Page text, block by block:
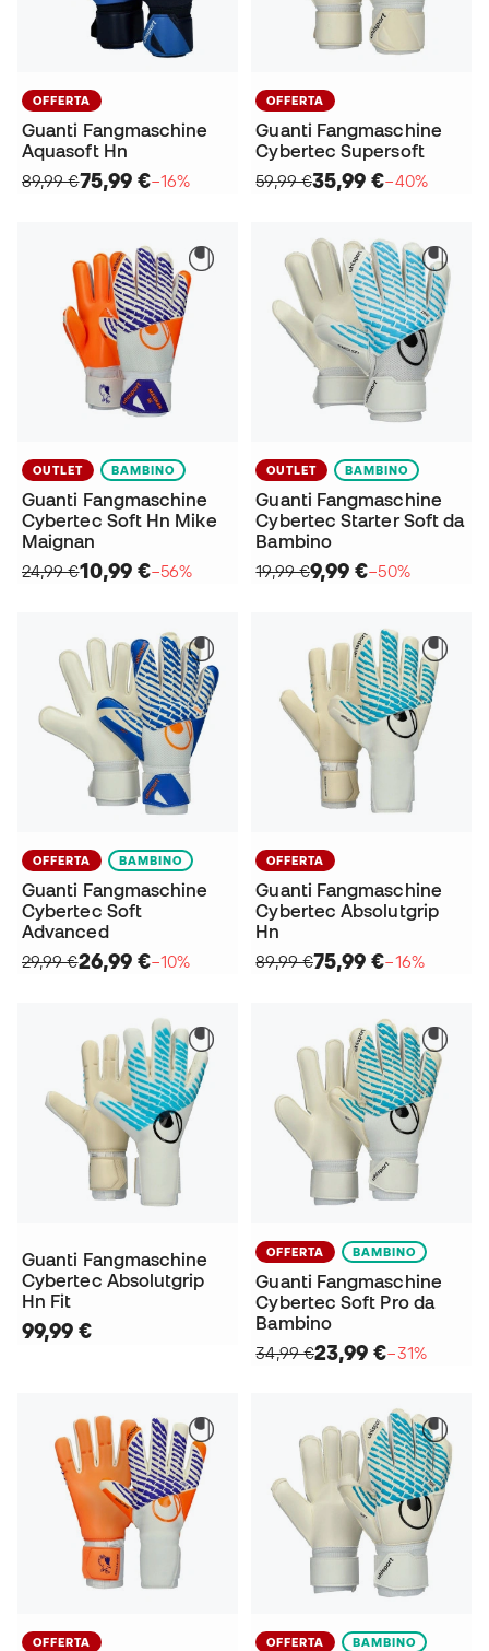
OFFERTA
Guanti Fangmaschine
Aquasoft Hn
89,99 €75,99 €−16%
OFFERTA
Guanti Fangmaschine
Cybertec Supersoft
59,99 €35,99 €−40%
OUTLET BAMBINO
Guanti Fangmaschine
Cybertec Soft Hn Mike
Maignan
24,99 €10,99 €−56%
OUTLET BAMBINO
Guanti Fangmaschine
Cybertec Starter Soft da
Bambino
19,99 €9,99 €−50%
OFFERTA BAMBINO
Guanti Fangmaschine
Cybertec Soft
Advanced
29,99 €26,99 €−10%
OFFERTA
Guanti Fangmaschine
Cybertec Absolutgrip
Hn
89,99 €75,99 €−16%
Guanti Fangmaschine
Cybertec Absolutgrip
Hn Fit
99,99 €
OFFERTA BAMBINO
Guanti Fangmaschine
Cybertec Soft Pro da
Bambino
34,99 €23,99 €−31%
OFFERTA OFFERTA BAMBINO